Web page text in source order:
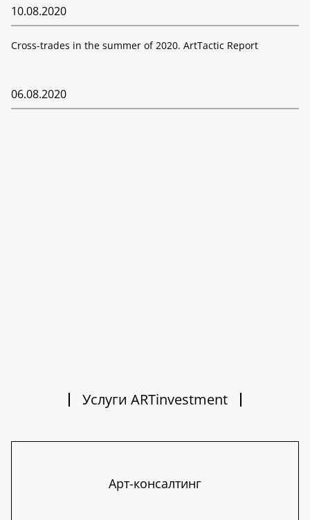
10.08.2020
Cross-trades in the summer of 2020. ArtTactic Report
06.08.2020
Услуги ARTinvestment
Арт-консалтинг